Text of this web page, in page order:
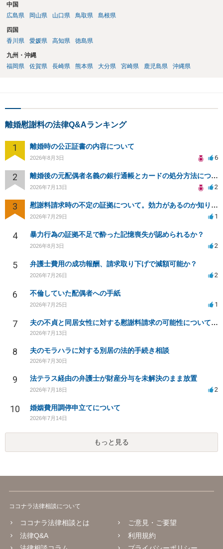
中国
広島県
岡山県 山口県 鳥取県 島根県
四国
香川県
愛媛県 高知県 徳島県
九州・沖縄
福岡県
佐賀県 長崎県 熊本県 大分県 宮崎県 鹿児島県 沖縄県
離婚慰謝料の法律Q&Aランキング
1 離婚時の公正証書の内容について
2026年8月3日 6
2 離婚後の元配偶者名義の銀行通帳とカードの処分方法について
2026年7月13日 2
3 慰謝料請求時の不定の証拠について。効力があるのか知りたい。
2026年7月29日 1
4 暴力行為の証拠不足で酔った記憶喪失が認められるか？
2026年8月3日 2
5 弁護士費用の成功報酬、請求取り下げで減額可能か？
2026年7月26日 2
6 不倫していた配偶者への手紙
2026年7月25日 1
7 夫の不貞と同居女性に対する慰謝料請求の可能性について相談
2026年7月13日
8 夫のモラハラに対する別居の法的手続き相談
2026年7月30日
9 法テラス経由の弁護士が財産分与を未解決のまま放置
2026年7月18日 2
10 婚姻費用調停申立てについて
2026年7月14日
もっと見る
ココナラ法律相談について
ココナラ法律相談とは
法律Q&A
ご意見・ご要望
利用規約